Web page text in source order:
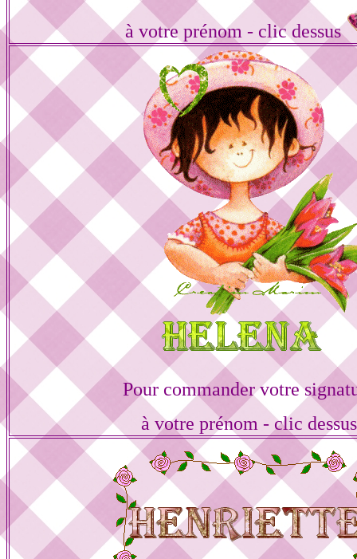
à votre prénom - clic dessus
Pour commander votre
à votre prénom - clic dessus